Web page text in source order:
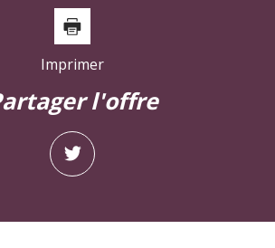
Imprimer
partager l'offre